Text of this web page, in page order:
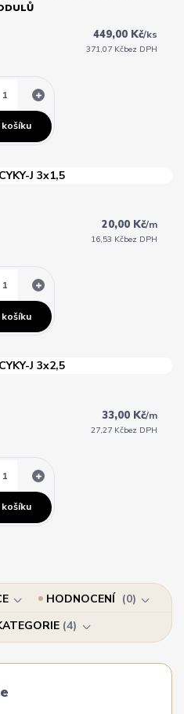
449,00 Kč/ks
371,07 Kčbez DPH
košíku
20,00 Kč/m
16,53 Kčbez DPH
košíku
33,00 Kč/m
27,27 Kčbez DPH
košíku
HODNOCENÍ
0
4